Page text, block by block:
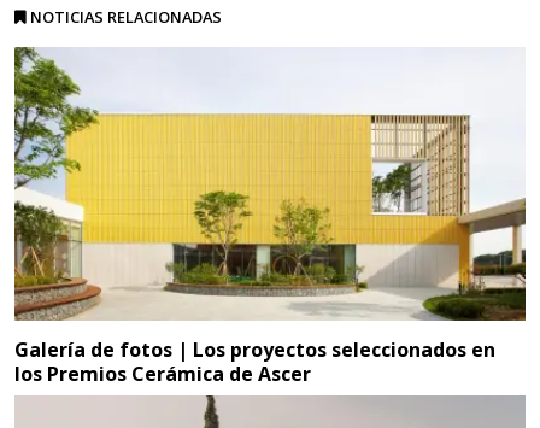
NOTICIAS RELACIONADAS
Galería de fotos | Los proyectos seleccionados en
los Premios Cerámica de Ascer